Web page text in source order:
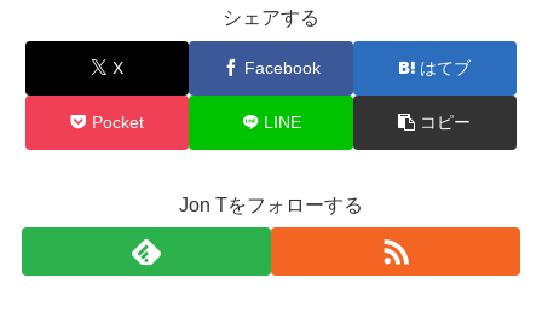
シェアする
X Facebook はてブ
Pocket LINE コピー
Jon Tをフォローする